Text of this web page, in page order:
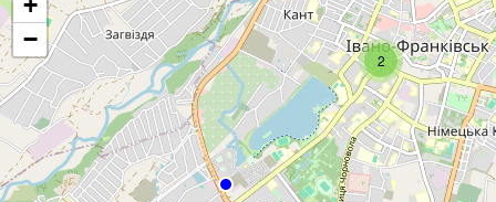
Наші автомобілі завжди чисті і доглянуті, а
професіоналізм наших водіїв гарантує безпеку і комфорт
під час поїздки. Оберіть нашу службу таксі і
насолоджуйтесь якісним обслуговуванням! 2
−